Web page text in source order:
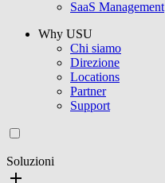
SaaS Management
Why USU
Chi siamo
Direzione
Locations
Partner
Support
Soluzioni